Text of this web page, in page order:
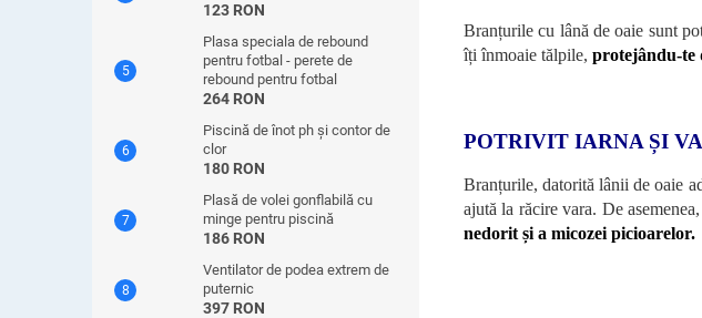
123 RON
Plasa speciala de rebound
pentru fotbal - perete de
rebound pentru fotbal
264 RON
Piscină de înot ph și contor de
clor
180 RON
Plasă de volei gonflabilă cu
minge pentru piscină
186 RON
Ventilator de podea extrem de
puternic
397 RON
Branțurile cu lână de oaie sunt
îți înmoaie tălpile, protejându-te
POTRIVIT IARNA ȘI
Branțurile, datorită lânii de oaie
ajută la răcire vara. De
nedorit și a micozei picioarelor.